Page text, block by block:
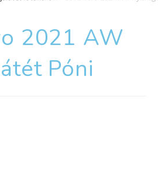
2021 AW
Póni